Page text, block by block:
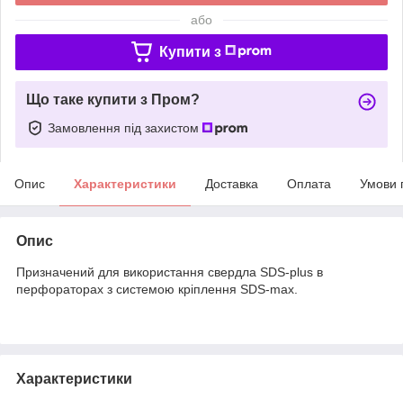
або
Купити з
Що таке купити з Пром?
Замовлення під захистом
Опис Характеристики Доставка Оплата Умови
Опис
Призначений для використання свердла SDS-plus в
перфораторах з системою кріплення SDS-max.
Характеристики